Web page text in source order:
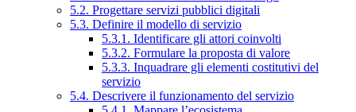
5.2. Progettare servizi pubblici digitali
5.3. Definire il modello di servizio
5.3.1. Identificare gli attori coinvolti
5.3.2. Formulare la proposta di valore
5.3.3. Inquadrare gli elementi costitutivi del
servizio
5.4. Descrivere il funzionamento del servizio